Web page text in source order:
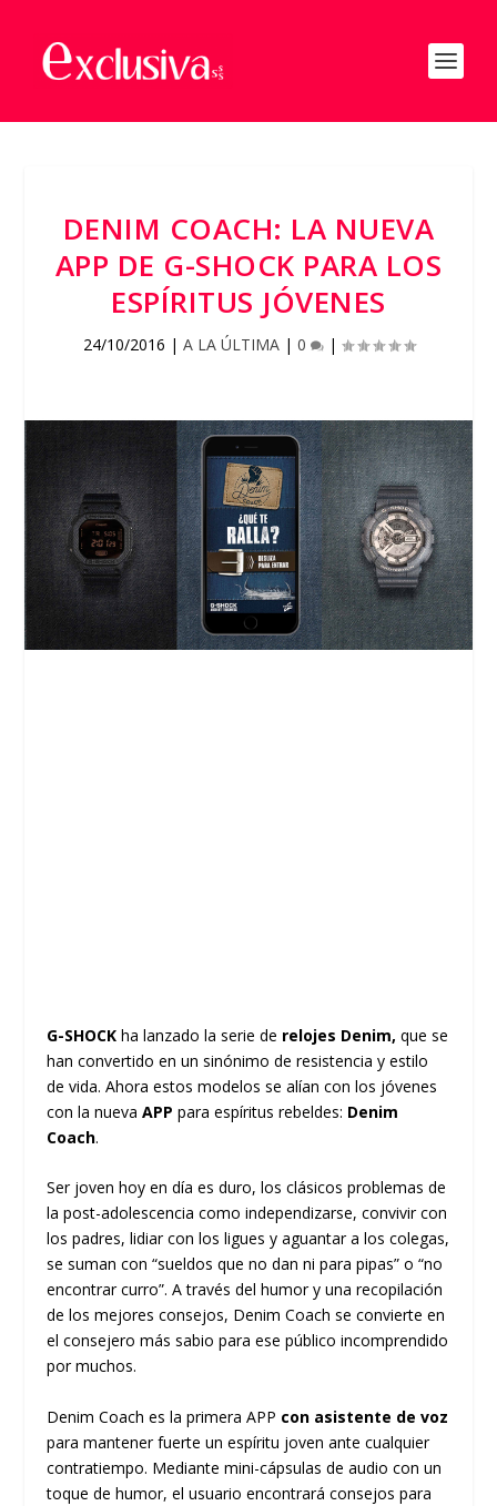
DENIM COACH: LA NUEVA
APP DE G-SHOCK PARA LOS
ESPÍRITUS JÓVENES
24/10/2016 | A LA ÚLTIMA| 0 |
G-SHOCK ha lanzado la serie de relojes Denim, que se
han convertido en un sinónimo de resistencia y estilo
de vida. Ahora estos modelos se alían con los jóvenes
con la nuevaAPP para espíritus rebeldes: Denim
Coach.
Ser joven hoy en día es duro, los clásicos problemas de
la post-adolescencia como independizarse, convivir con
los padres, lidiar con los ligues y aguantar a los colegas,
se suman con “sueldos que no dan ni para pipas” o “no
encontrar curro”. A través del humor y una recopilación
de los mejores consejos, Denim Coach se convierte en
el consejero más sabio para ese público incomprendido
por muchos.
Denim Coach es la primera APP con asistente de voz
para mantener fuerte un espíritu joven ante cualquier
contratiempo. Mediante mini-cápsulas de audio con un
toque de humor, el usuario encontrará consejos para